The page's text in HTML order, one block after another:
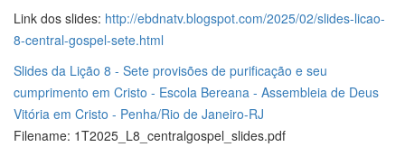
Link dos slides: http://ebdnatv.blogspot.com/2025/02/slides-licao-
8-central-gospel-sete.html
Slides da Lição 8 - Sete provisões de purificação e seu
cumprimento em Cristo - Escola Bereana - Assembleia de Deus
Vitória em Cristo - Penha/Rio de Janeiro-RJ
Filename: 1T2025_L8_centralgospel_slides.pdf